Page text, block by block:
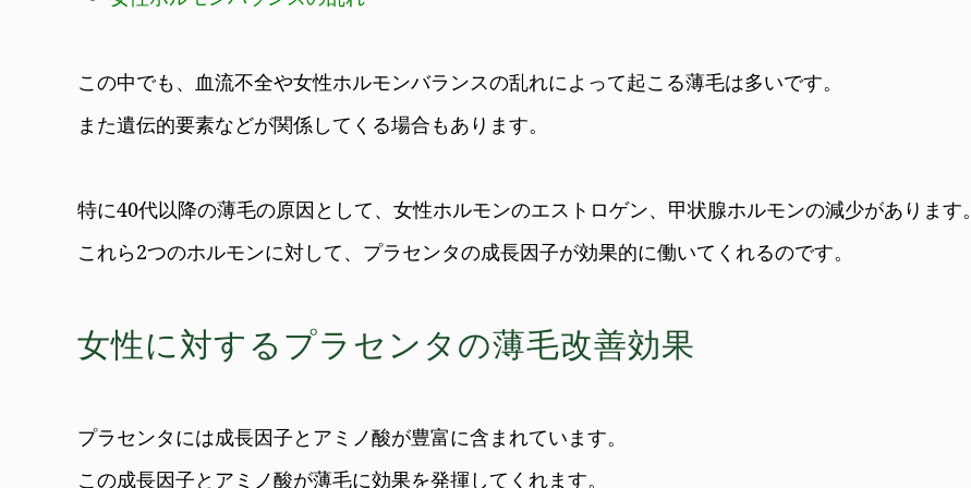
この中でも、血流不全や女性ホルモンバランスの乱れによって起こる薄毛は多いです。
また遺伝的要素などが関係してくる場合もあります。
特に40代以降の薄毛の原因として、女性ホルモンのエストロゲン、甲状腺ホルモンの減少があります。
これら2つのホルモンに対して、プラセンタの成長因子が効果的に働いてくれるのです。
女性に対するプラセンタの薄毛改善効果
プラセンタには成長因子とアミノ酸が豊富に含まれています。
この成長因子とアミノ酸が薄毛に効果を発揮してくれます。